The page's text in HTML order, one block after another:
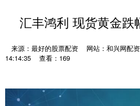
汇丰鸿利 现货黄金跌
来源：最好的股票配资 网站：和兴网配资
14:14:35
查看：169